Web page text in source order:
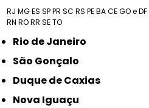
RJ MGES SPPR SC RS PEBACEGO e DF
RN RORR SETO
Rio de Janeiro
São Gonçalo
Duque de Caxias
Nova Iguaçu